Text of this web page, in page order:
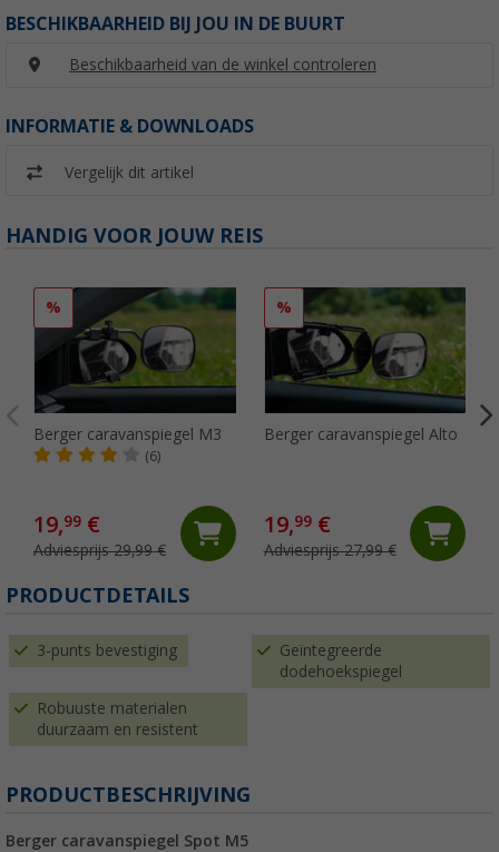
BESCHIKBAARHEID BIJ JOU IN DE BUURT
Beschikbaarheid van de winkel controleren
INFORMATIE & DOWNLOADS
Vergelijk dit artikel
HANDIG VOOR JOUW REIS
%
Berger caravanspiegel M3
(6)
19,99 €
Adviesprijs 29,99 €
%
Berger caravanspiegel Alto
19,99€
Adviesprijs 27,99 €
PRODUCTDETAILS
3-punts bevestiging
Geïntegreerde
dodehoekspiegel
Robuuste materialen
duurzaam en resistent
PRODUCTBESCHRIJVING
Berger caravanspiegel Spot M5